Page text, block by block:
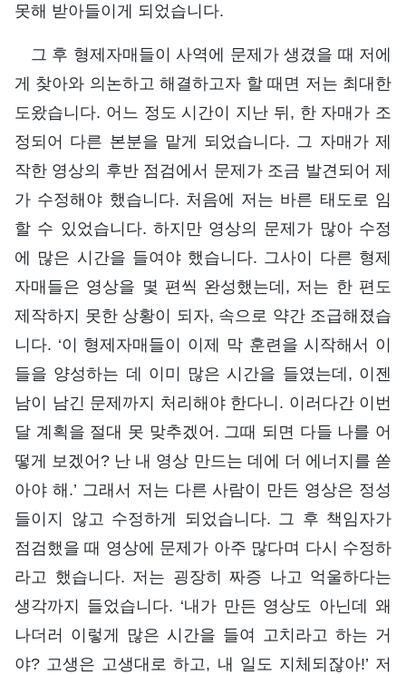
못해 받아들이게 되었습니다.
그 후 형제자매들이 사역에 문제가 생겼을 때 저에
게 찾아와 의논하고 해결하고자 할 때면 저는 최대한
도왔습니다. 어느 정도 시간이 지난 뒤, 한 자매가 조
정되어 다른 본분을 맡게 되었습니다. 그 자매가 제
작한 영상의 후반 점검에서 문제가 조금 발견되어 제
가 수정해야 했습니다. 처음에 저는 바른 태도로 임
할 수 있었습니다. 하지만 영상의 문제가 많아 수정
에 많은 시간을 들여야 했습니다. 그사이 다른 형제
자매들은 영상을 몇 편씩 완성했는데, 저는 한 편도
제작하지 못한 상황이 되자, 속으로 약간 조급해졌습
니다. ‘이 형제자매들이 이제 막 훈련을 시작해서 이
들을 양성하는 데 이미 많은 시간을 들였는데, 이젠
남이 남긴 문제까지 처리해야 한다니. 이러다간 이번
달 계획을 절대 못 맞추겠어. 그때 되면 다들 나를 어
떻게 보겠어? 난 내 영상 만드는 데에 더 에너지를 쏟
아야 해.’ 그래서 저는 다른 사람이 만든 영상은 정성
들이지 않고 수정하게 되었습니다. 그 후 책임자가
점검했을 때 영상에 문제가 아주 많다며 다시 수정하
라고 했습니다. 저는 굉장히 짜증 나고 억울하다는
생각까지 들었습니다. ‘내가 만든 영상도 아닌데 왜
나더러 이렇게 많은 시간을 들여 고치라고 하는 거
야? 고생은 고생대로 하고, 내 일도 지체되잖아!’ 저